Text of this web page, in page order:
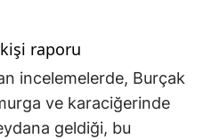
raporu
incelemelerde, Burçak
ve karaciğerinde
geldiği, bu